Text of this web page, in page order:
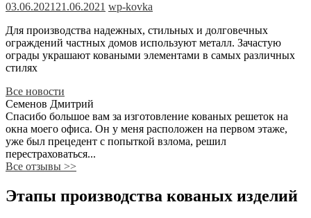
03.06.2021 21.06.2021 wp-kovka
Для производства надежных, стильных и долговечных
ограждений частных домов используют металл. Зачастую
ограды украшают коваными элементами в самых различных
стилях
Все новости
Семенов Дмитрий
Спасибо большое вам за изготовление кованых решеток на
окна моего офиса. Он у меня расположен на первом этаже,
уже был прецедент с попыткой взлома, решил
перестраховаться...
Все отзывы >>
Этапы производства кованых изделий